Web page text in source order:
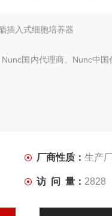
插入式细胞培养器
国内代理商、Nunc中国
厂商性质： 生产
访 问 量： 2828